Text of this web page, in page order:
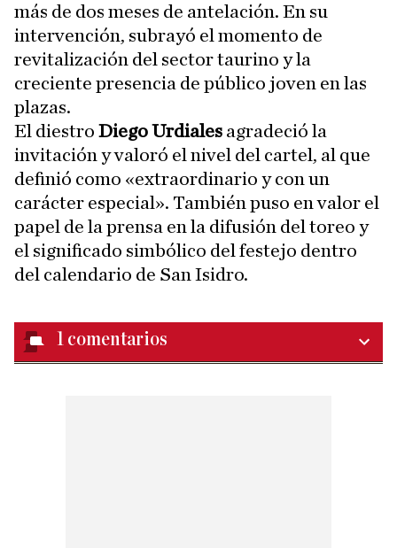
más de dos meses de antelación. En su
intervención, subrayó el momento de
revitalización del sector taurino y la
creciente presencia de público joven en las
plazas.
El diestro Diego Urdiales agradeció la
invitación y valoró el nivel del cartel, al que
definió como «extraordinario y con un
carácter especial». También puso en valor el
papel de la prensa en la difusión del toreo y
el significado simbólico del festejo dentro
del calendario de San Isidro.
1 comentarios